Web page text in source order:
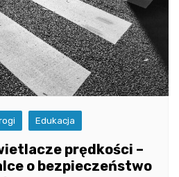
Edukacja
prędkości –
o bezpieczeństwo